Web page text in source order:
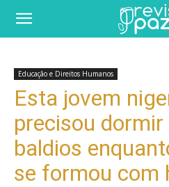
Educação e Direitos Humanos
Esta jovem
precisou
baldios
se formou com